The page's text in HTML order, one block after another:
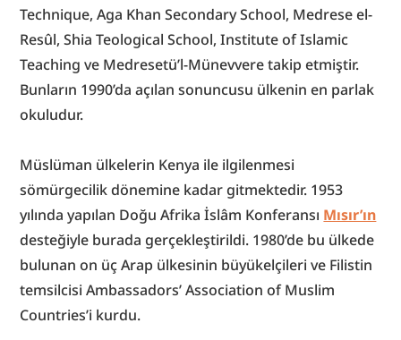
Technique, Aga Khan Secondary School, Medrese el-
Resûl, Shia Teological School, Institute of Islamic
Teaching ve Medresetü’l-Münevvere takip etmiştir.
Bunların 1990’da açılan sonuncusu ülkenin en parlak
okuludur.
Müslüman ülkelerin Kenya ile ilgilenmesi
sömürgecilik dönemine kadar gitmektedir. 1953
yılında yapılan Doğu Afrika İslâm Konferansı Mısır’ın
desteğiyle burada gerçekleştirildi. 1980’de bu ülkede
bulunan on üç Arap ülkesinin büyükelçileri ve Filistin
temsilcisi Ambassadors’ Association of Muslim
Countries’i kurdu.